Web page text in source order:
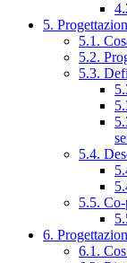
5.
5.1.
5.2.
5.3.
5.4.
5.5.
6.
6.1.